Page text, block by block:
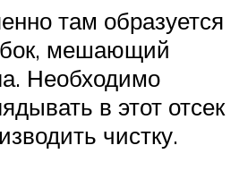
там образуется
мешающий
Необходимо
в этот отсек
чистку.